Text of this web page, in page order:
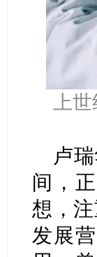
上
卢
间，
想，
发展